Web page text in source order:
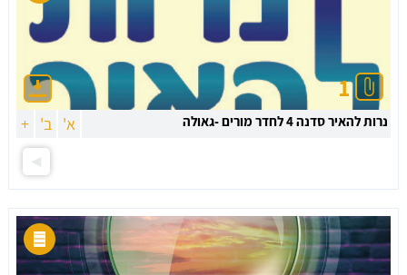
1
נרות להאיר סדנה 4 לחדר מורים -גאולה א' ב' +